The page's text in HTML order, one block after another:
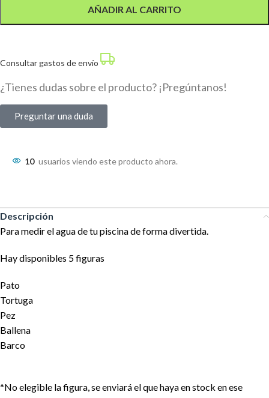
AÑADIR AL CARRITO
Consultar gastos de envío
¿Tienes dudas sobre el producto? ¡Pregúntanos!
Preguntar una duda
10 usuarios viendo este producto ahora.
Descripción
Para medir el agua de tu piscina de forma divertida.
Hay disponibles 5 figuras
Pato
Tortuga
Pez
Ballena
Barco
*No elegible la figura, se enviará el que haya en stock en ese